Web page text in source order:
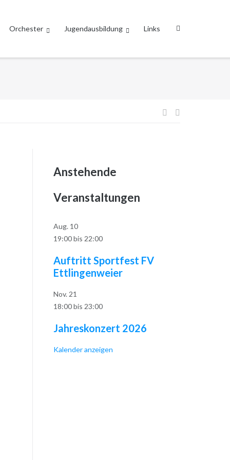
Orchester Jugendausbildung Links
Anstehende
Veranstaltungen
Aug. 10
19:00bis 22:00
Auftritt Sportfest FV
Ettlingenweier
Nov. 21
18:00bis 23:00
Jahreskonzert 2026
Kalender anzeigen